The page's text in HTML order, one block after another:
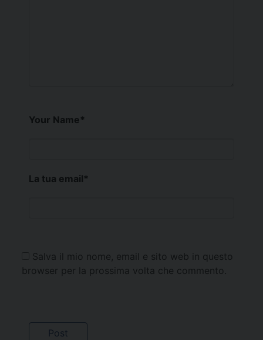
Your Name*
La tua email*
Salva il mio nome, email e sito web in questo
browser per la prossima volta che commento.